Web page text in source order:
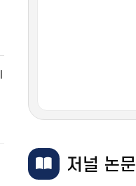
저널 논문